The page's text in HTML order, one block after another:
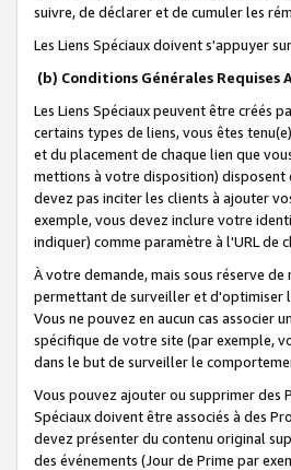
suivre, de déclarer et de cumuler les
Les Liens Spéciaux doivent s'appuyer
(b) Conditions Générales Requises
Les Liens Spéciaux peuvent être créés
certains types de liens, vous êtes
et du placement de chaque lien que
mettions à votre disposition) disposent
devez pas inciter les clients à ajouter
exemple, vous devez inclure votre
indiquer) comme paramètre à l'URL de
À votre demande, mais sous réserve
permettant de surveiller et d'optimiser
Vous ne pouvez en aucun cas
spécifique de votre site (par exemple,
dans le but de surveiller le
Vous pouvez ajouter ou supprimer des
Spéciaux doivent être associés à des
devez présenter du contenu original
des événements (Jour de Prime par